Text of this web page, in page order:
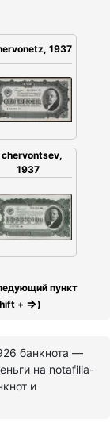
1937
chervontsev,
1937
пункт
+ ⇒)
банкнота —
на notafilia-
и